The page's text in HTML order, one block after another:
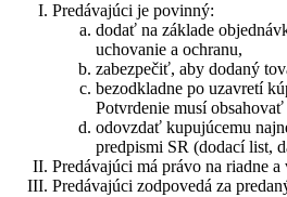
Predávajúci je povinný:
dodať na základe
uchovanie a ochranu,
zabezpečiť, aby dodaný
bezodkladne po uzavretí
Potvrdenie musí
odovzdať kupujúcemu
predpismi SR (dodací list,
Predávajúci má právo na riadne
Predávajúci zodpovedá za